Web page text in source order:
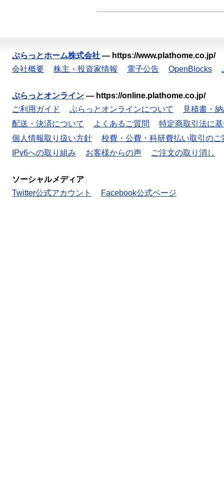
ぷらっとホーム株式会社 — https://www.plathome.co.jp/
会社概要
株主・投資家情報 電子公告 OpenBlocks
ぷらっとオンライン — https://online.plathome.co.jp/
ご利用ガイド
ぷらっとオンラインについて
見積書・
配送・決済について
よくあるご質問
特定商取引法に
個人情報取り扱い方針
校費・公費・科研費払い取引のご
IPv6への取り組み
お客様からの声 ご注文の取り消し
ソーシャルメディア
Twitter公式アカウント
Facebook公式ページ